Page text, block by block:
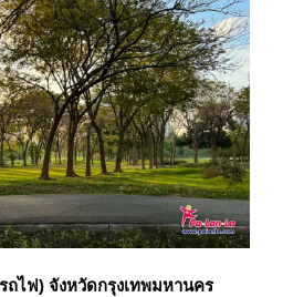
ไฟ) จังหวัดกรุงเทพมหานคร